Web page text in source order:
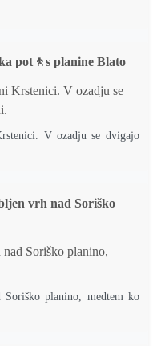
pot🚶s planine Blato
V ozadju se dvigajo
vrh nad Soriško
planino, medtem ko